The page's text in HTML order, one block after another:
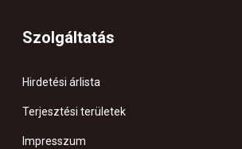
Szolgáltatás
Hirdetési árlista
Terjesztési területek
Impresszum